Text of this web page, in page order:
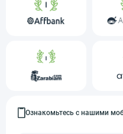
Ознакомьтесь с нашими